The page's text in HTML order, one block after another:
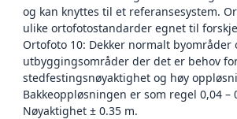
og kan knyttes til et referansesystem.
ulike ortofotostandarder egnet til
Ortofoto 10: Dekker normalt byområder
utbyggingsområder der det er behov
stedfestingsnøyaktighet og høy
Bakkeoppløsningen er som regel 0,04 –
Nøyaktighet ± 0.35 m.